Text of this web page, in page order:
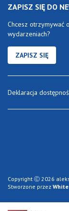
ZAPISZ SIĘ DO
Chcesz otrzymywać
wydarzeniach?
ZAPISZ SIĘ
Deklaracja
Copyright Ⓒ 2026
Stworzone przez